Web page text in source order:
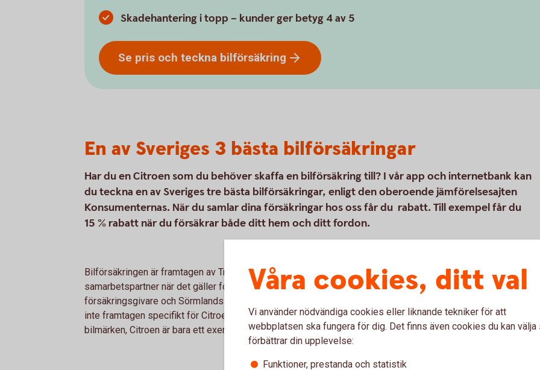
Skadehantering i topp – kunder ger betyg 4 av 5
Se pris och teckna bilförsäkring
En av Sveriges 3 bästa bilförsäkringar
Har du en Citroen som du behöver skaffa en bilförsäkring till? I vår app och internetbank kan
du teckna en av Sveriges tre bästa bilförsäkringar, enligt den oberoende jämförelsesajten
Konsumenternas. När du samlar dina försäkringar hos oss får du rabatt. Till exempel får du
15 % rabatt när du försäkrar både ditt hem och ditt fordon.
Bilförsäkringen är framtagen av Tre Kronor (ett bolag som ägs av Folksam) som är vår
samarbetspartner när det gäller fordonsförsäkringar. Tre Kronor Försäkring AB är
försäkringsgivare och Sörmlands Sparbank är försäkringsförmedlare. Bilförsäkringen är
inte framtagen specifikt för Citroen; bilförsäkringen vi erbjuder kan tecknas för alla
bilmärken, Citroen är bara ett exempel.
Våra cookies, ditt val
Vi använder nödvändiga cookies eller liknande tekniker för att
webbplatsen ska fungera för dig. Det finns även cookies du kan välja
förbättrar din upplevelse:
Funktioner, prestanda och statistik